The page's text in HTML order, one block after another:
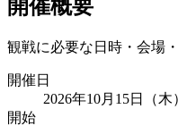
開催概要
観戦に必要な日時・会場
開催日
2026年10月15日（木
開始